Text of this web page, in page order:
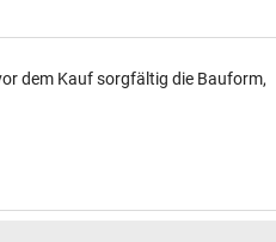
dem Kauf sorgfältig die Bauform,